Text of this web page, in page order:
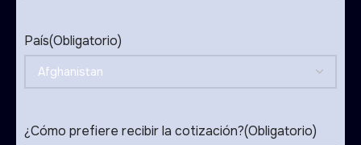
País(Obligatorio)
¿Cómo prefiere recibir la cotización?(Obligatorio)